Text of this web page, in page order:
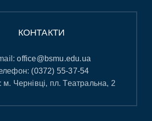
КОНТАКТИ
office@bsmu.edu.ua
(0372) 55-37-54
м. Чернівці, пл. Театральна, 2